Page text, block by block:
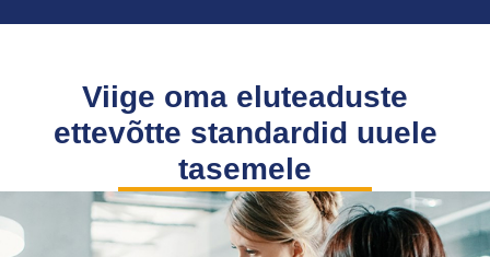
Viige oma eluteaduste
ettevõtte standardid uuele
tasemele